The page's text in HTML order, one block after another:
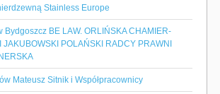
Stainless Europe
Bydgoszcz BE LAW. ORLIŃSKA CHAMIER-
JAKUBOWSKI POLAŃSKI RADCY PRAWNI
Mateusz Sitnik i Współpracownicy